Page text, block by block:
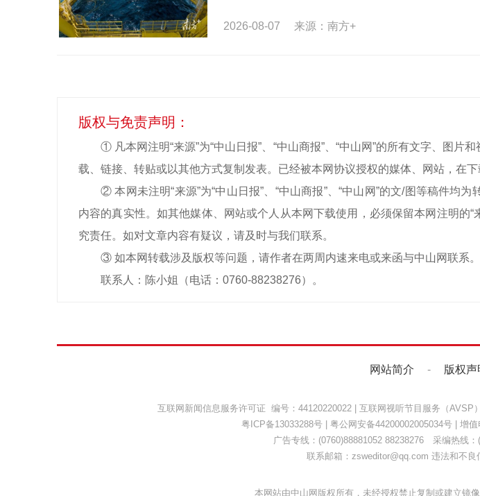
2026-08-07 来源：南方+
版权与免责声明：
① 凡本网注明“来源”为“中山日报”、“中山商报”、“中山网”的所有文字、图
载、链接、转贴或以其他方式复制发表。已经被本网协议授权的媒体、网站，在
② 本网未注明“来源”为“中山日报”、“中山商报”、“中山网”的文/图等稿件
内容的真实性。如其他媒体、网站或个人从本网下载使用，必须保留本网注明的
究责任。如对文章内容有疑议，请及时与我们联系。
③ 如本网转载涉及版权等问题，请作者在两周内速来电或来函与中山网联系。
联系人：陈小姐（电话：0760-88238276）。
网站简介 - 版权声
互联网新闻信息服务许可证 编号：44120220022 互联网视听节目服务（AVSP
粤ICP备13033288号| 粤公网安备44200002005034号| 增值
广告专线：(0760)88881052 88238276 采编热线
联系邮箱：zsweditor@qq.com 违法和不良
本网站由中山网版权所有，未经授权禁止复制或建立